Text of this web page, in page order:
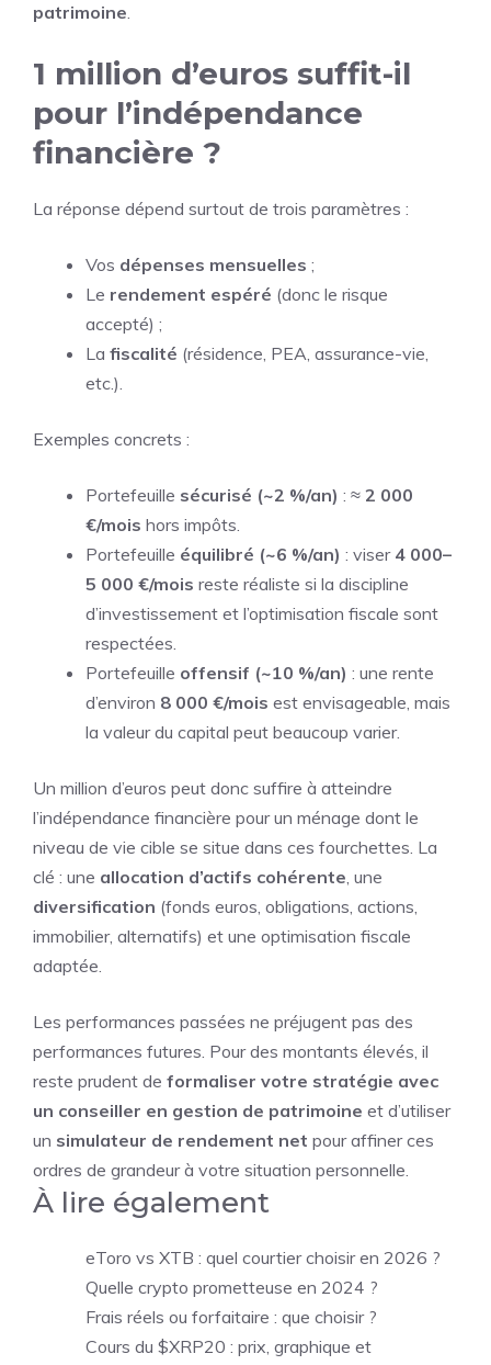
patrimoine.
1 million d’euros suffit-il
pour l’indépendance
financière ?
La réponse dépend surtout de trois paramètres :
Vos dépenses mensuelles ;
Le rendement espéré (donc le risque
accepté) ;
La fiscalité (résidence, PEA, assurance-vie,
etc.).
Exemples concrets :
Portefeuille sécurisé (~2 %/an) : ≈ 2 000
€/mois hors impôts.
Portefeuille équilibré (~6 %/an) : viser 4 000–
5 000 €/mois reste réaliste si la discipline
d’investissement et l’optimisation fiscale sont
respectées.
Portefeuille offensif (~10 %/an) : une rente
d’environ 8 000 €/mois est envisageable, mais
la valeur du capital peut beaucoup varier.
Un million d’euros peut donc suffire à atteindre
l’indépendance financière pour un ménage dont le
niveau de vie cible se situe dans ces fourchettes. La
clé : une allocation d’actifs cohérente, une
diversification (fonds euros, obligations, actions,
immobilier, alternatifs) et une optimisation fiscale
adaptée.
Les performances passées ne préjugent pas des
performances futures. Pour des montants élevés, il
reste prudent de formaliser votre stratégie avec
un conseiller en gestion de patrimoine et d’utiliser
un simulateur de rendement net pour affiner ces
ordres de grandeur à votre situation personnelle.
À lire également
eToro vs XTB : quel courtier choisir en 2026 ?
Quelle crypto prometteuse en 2024 ?
Frais réels ou forfaitaire : que choisir ?
Cours du $XRP20 : prix, graphique et